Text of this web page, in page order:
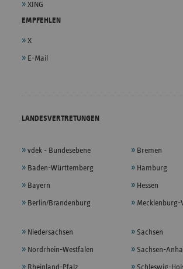
XING
EMPFEHLEN
X
E-Mail
LANDESVERTRETUNGEN
vdek - Bundesebene
Baden-Württemberg
Bayern
Berlin/Brandenburg
Bremen
Hamburg
Hessen
Niedersachsen
Nordrhein-Westfalen
Sachsen
Sachsen-